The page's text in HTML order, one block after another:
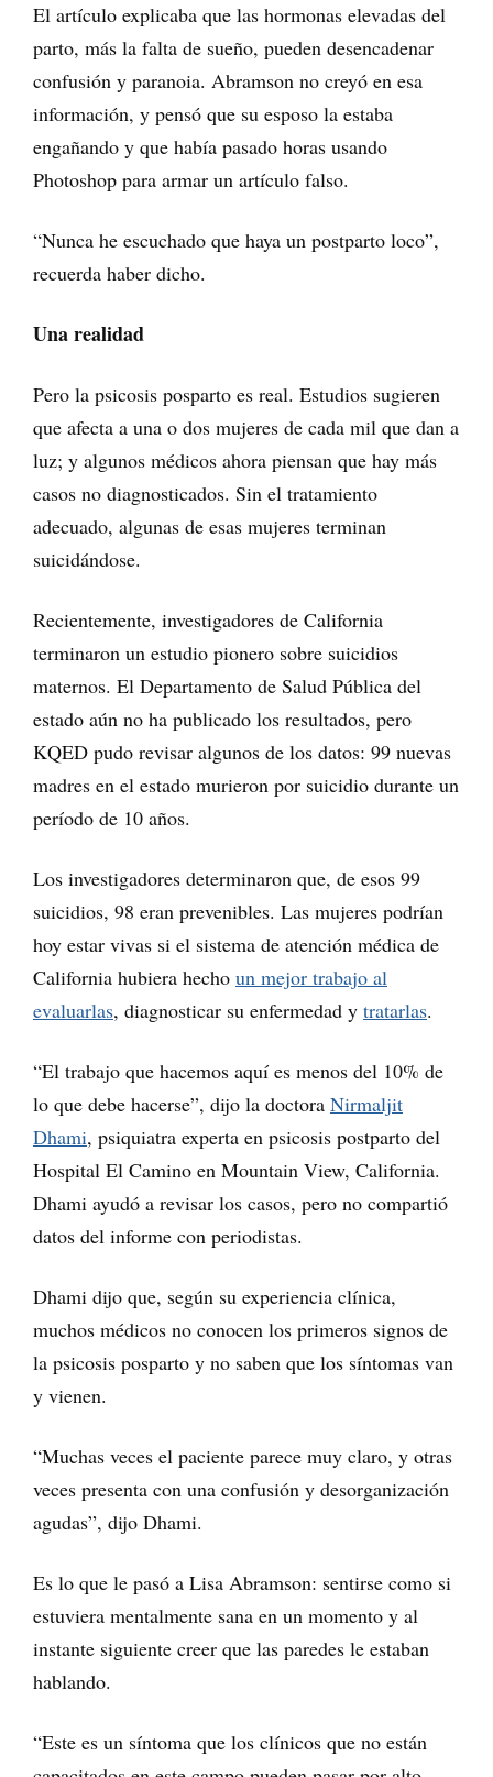
El artículo explicaba que las hormonas elevadas del
parto, más la falta de sueño, pueden desencadenar
confusión y paranoia. Abramson no creyó en esa
información, y pensó que su esposo la estaba
engañando y que había pasado horas usando
Photoshop para armar un artículo falso.
“Nunca he escuchado que haya un postparto loco”,
recuerda haber dicho.
Una realidad
Pero la psicosis posparto es real. Estudios sugieren
que afecta a una o dos mujeres de cada mil que dan a
luz; y algunos médicos ahora piensan que hay más
casos no diagnosticados. Sin el tratamiento
adecuado, algunas de esas mujeres terminan
suicidándose.
Recientemente, investigadores de California
terminaron un estudio pionero sobre suicidios
maternos. El Departamento de Salud Pública del
estado aún no ha publicado los resultados, pero
KQED pudo revisar algunos de los datos: 99 nuevas
madres en el estado murieron por suicidio durante un
período de 10 años.
Los investigadores determinaron que, de esos 99
suicidios, 98 eran prevenibles. Las mujeres podrían
hoy estar vivas si el sistema de atención médica de
California hubiera hecho un mejor trabajo al
evaluarlas, diagnosticar su enfermedad y tratarlas.
“El trabajo que hacemos aquí es menos del 10% de
lo que debe hacerse”, dijo la doctora Nirmaljit
Dhami, psiquiatra experta en psicosis postparto del
Hospital El Camino en Mountain View, California.
Dhami ayudó a revisar los casos, pero no compartió
datos del informe con periodistas.
Dhami dijo que, según su experiencia clínica,
muchos médicos no conocen los primeros signos de
la psicosis posparto y no saben que los síntomas van
y vienen.
“Muchas veces el paciente parece muy claro, y otras
veces presenta con una confusión y desorganización
agudas”, dijo Dhami.
Es lo que le pasó a Lisa Abramson: sentirse como si
estuviera mentalmente sana en un momento y al
instante siguiente creer que las paredes le estaban
hablando.
“Este es un síntoma que los clínicos que no están